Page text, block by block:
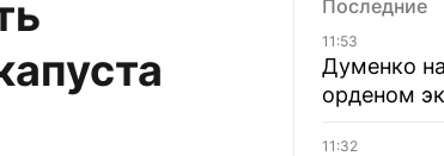
Последние
11:53
Думенко
орденом
11:32